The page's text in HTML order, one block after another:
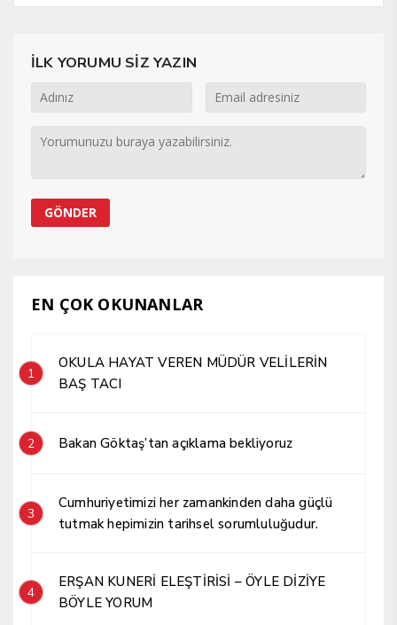
İLK YORUMU SİZ YAZIN
EN ÇOK OKUNANLAR
1
OKULA HAYAT VEREN MÜDÜR VELİLERİN
BAŞ TACI
2 Bakan Göktaş’tan açıklama bekliyoruz
3
Cumhuriyetimizi her zamankinden daha güçlü
tutmak hepimizin tarihsel sorumluluğudur.
4
ERŞAN KUNERİ ELEŞTİRİSİ – ÖYLE DİZİYE
BÖYLE YORUM